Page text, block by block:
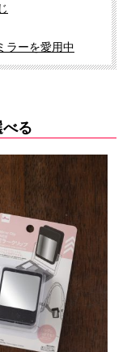
ラーを愛用中
る